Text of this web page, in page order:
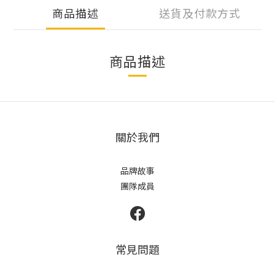
商品描述 送貨及付款方式
商品描述
關於我們
品牌故事
團隊成員
常見問題